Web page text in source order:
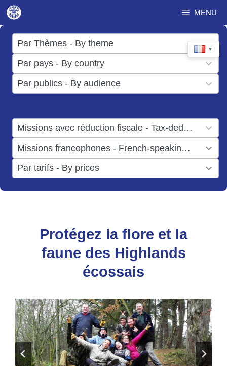
Aller
au
contenu
MENU
▼
Par Thèmes - By theme
17
results
available
Par pays - By country
50
results
available
Par publics - By audience
results
Missions avec réduction fiscale - Tax-deductible missions
result
available
Missions francophones - French-speaking missions
result
available
Par tarifs - By prices
results
available
Protégez la flore et la
faune des Highlands
écossais